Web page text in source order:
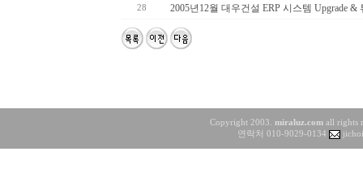
28 2005년12월 대우건설 ERP 시스템 Upgrade &
Copyright 2003.miraluz.com all rights
연락처 010-9029-0134